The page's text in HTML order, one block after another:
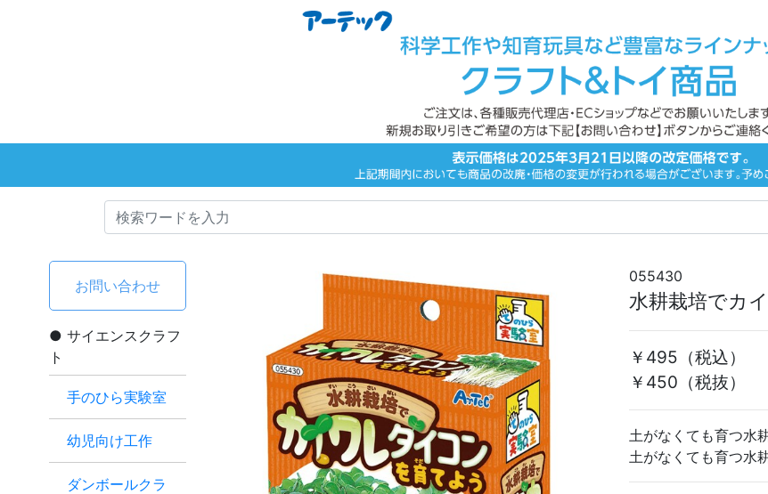
お問い合わせ
サイエンスクラフ
ト
手のひら実験室
幼児向け工作
ダンボールクラ
055430
水耕栽培でカ
￥495 （税込）
￥450（税抜）
土がなくても育つ水
土がなくても育つ水